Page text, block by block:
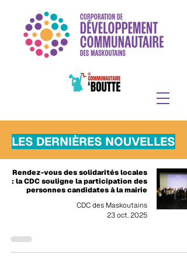
LES DERNIÈRES NOUVELLES
Rendez-vous des solidarités locales
: la CDC souligne la participation des
personnes candidates à la mairie
CDC des Maskoutains
23 oct. 2025